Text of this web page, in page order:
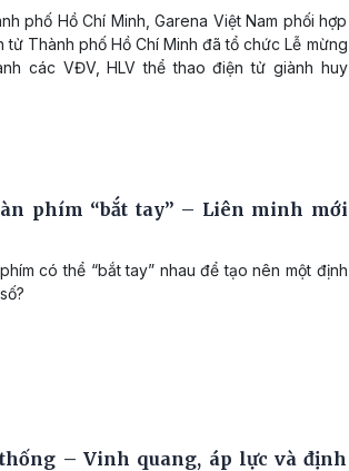
phố Hồ Chí Minh, Garena Việt Nam phối hợp
Thành phố Hồ Chí Minh đã tổ chức Lễ mừng
các VĐV, HLV thể thao điện tử giành huy
phím “bắt tay” – Liên minh mới
có thể “bắt tay” nhau để tạo nên một định
– Vinh quang, áp lực và định